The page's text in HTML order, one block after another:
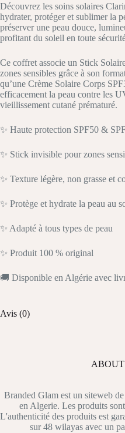
Découvrez les soins solaires
hydrater, protéger et sublimer la
préserver une peau douce,
profitant du soleil en toute
Ce coffret associe un Stick
zones sensibles grâce à son
qu’une Crème Solaire Corps
efficacement la peau contre les
vieillissement cutané prématuré.
✨ Haute protection SPF50 &
✨ Stick invisible pour zones
✨ Texture légère, non grasse et
✨ Protège et hydrate la peau au
✨ Adapté à tous types de peau
✨ Produit 100 % original
🚚 Disponible en Algérie avec
Avis (0)
ABOUT
Branded Glam est un siteweb
en Algerie. Les produits
L'authenticité des produits est
sur 48 wilayas avec un